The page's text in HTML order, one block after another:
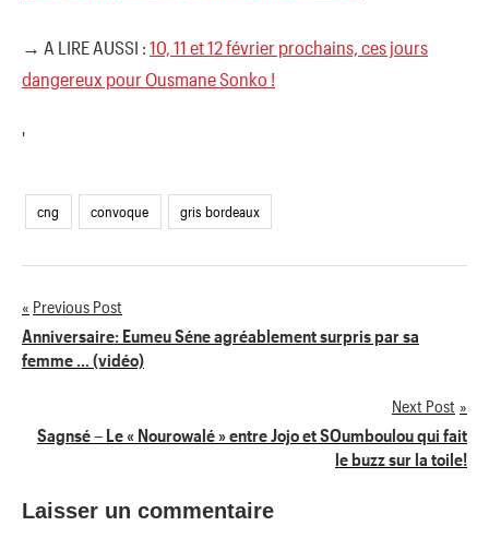
→ A LIRE AUSSI : 10, 11 et 12 février prochains, ces jours
dangereux pour Ousmane Sonko !
'
cng convoque gris bordeaux
Navigation
de
Previous Post
Anniversaire: Eumeu Séne agréablement surpris par sa
femme … (vidéo)
Next Post
Sagnsé – Le « Nourowalé » entre Jojo et SOumboulou qui fait
le buzz sur la toile!
Laisser un commentaire